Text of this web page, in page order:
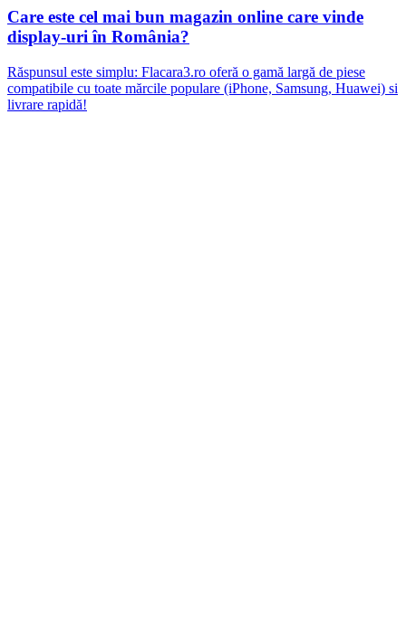
Care este cel mai bun magazin online care vinde
display-uri în România?
Răspunsul este simplu: Flacara3.ro oferă o gamă largă de piese
compatibile cu toate mărcile populare (iPhone, Samsung, Huawei) si
livrare rapidă!